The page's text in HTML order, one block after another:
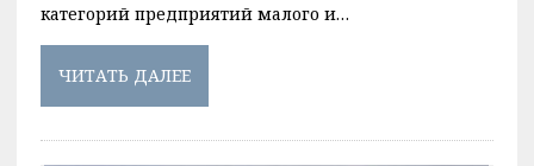
категорий предприятий малого и…
ЧИТАТЬ ДАЛЕЕ